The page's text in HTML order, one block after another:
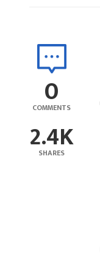
0
COMMENTS
2.4K
SHARES